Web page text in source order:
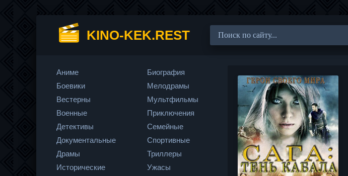
KINO-KEK.REST
Аниме
Боевики
Вестерны
Военные
Детективы
Документальные
Драмы
Исторические
Биография
Мелодрамы
Мультфильмы
Приключения
Семейные
Спортивные
Триллеры
Ужасы